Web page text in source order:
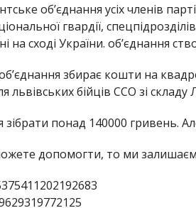
об’єднання усіх членів
гвардії,
на сході України. об’єднання
збирає кошти на
львівських бійців ССО зі складу
зібрати понад 140000 гривень.
допомогти, то ми